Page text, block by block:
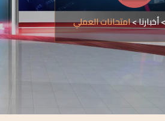
أخبارنا>امتحانات العملي